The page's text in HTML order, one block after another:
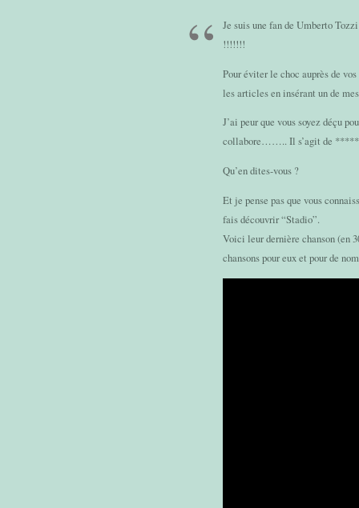
Je suis une fan de Umberto
!!!!!!!
Pour éviter le choc auprès de
les articles en insérant un de
J’ai peur que vous soyez déçu
collabore…….. Il s’agit de
Qu’en dites-vous ?
Et je pense pas que vous
fais découvrir “Stadio”.
Voici leur dernière chanson (en
chansons pour eux et pour de